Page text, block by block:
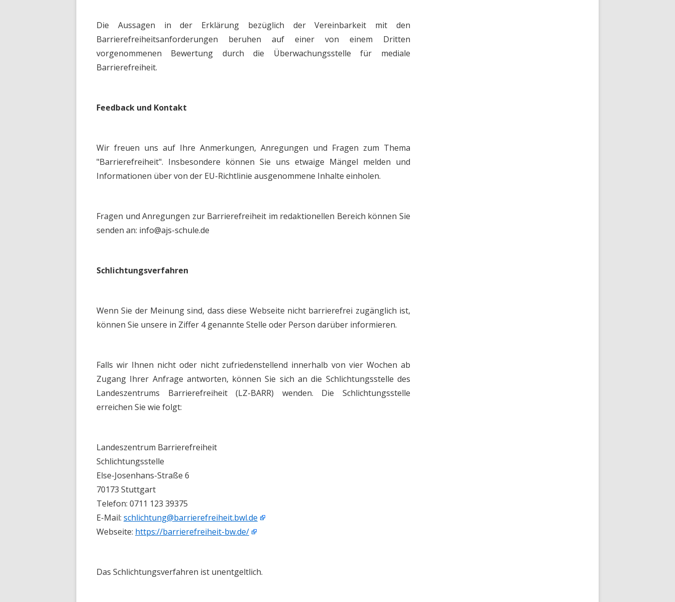
Die Aussagen in der Erklärung bezüglich der Vereinbarkeit mit den
Barrierefreiheitsanforderungen beruhen auf einer von einem Dritten
vorgenommenen Bewertung durch die Überwachungsstelle für mediale
Barrierefreiheit.
Feedback und Kontakt
Wir freuen uns auf Ihre Anmerkungen, Anregungen und Fragen zum Thema
"Barrierefreiheit". Insbesondere können Sie uns etwaige Mängel melden und
Informationen über von der EU-Richtlinie ausgenommene Inhalte einholen.
Fragen und Anregungen zur Barrierefreiheit im redaktionellen Bereich können Sie
senden an: info@ajs-schule.de
Schlichtungsverfahren
Wenn Sie der Meinung sind, dass diese Webseite nicht barrierefrei zugänglich ist,
können Sie unsere in Ziffer 4 genannte Stelle oder Person darüber informieren.
Falls wir Ihnen nicht oder nicht zufriedenstellend innerhalb von vier Wochen ab
Zugang Ihrer Anfrage antworten, können Sie sich an die Schlichtungsstelle des
Landeszentrums Barrierefreiheit (LZ-BARR) wenden. Die Schlichtungsstelle
erreichen Sie wie folgt:
Landeszentrum Barrierefreiheit
Schlichtungsstelle
Else-Josenhans-Straße 6
70173 Stuttgart
Telefon: 0711 123 39375
E-Mail: schlichtung@barrierefreiheit.bwl.de
Webseite: https://barrierefreiheit-bw.de/
Das Schlichtungsverfahren ist unentgeltlich.